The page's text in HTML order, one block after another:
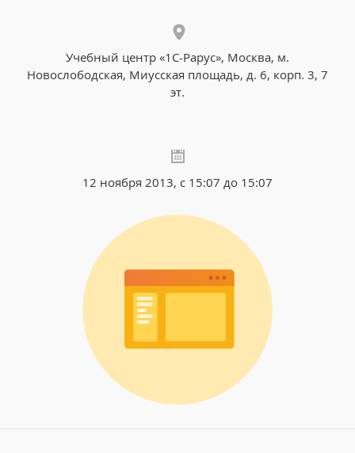
Учебный центр «1С-Рарус», Москва, м.
Новослободская, Миусская площадь, д. 6, корп. 3, 7
эт.
12 ноября 2013, с 15:07 до 15:07